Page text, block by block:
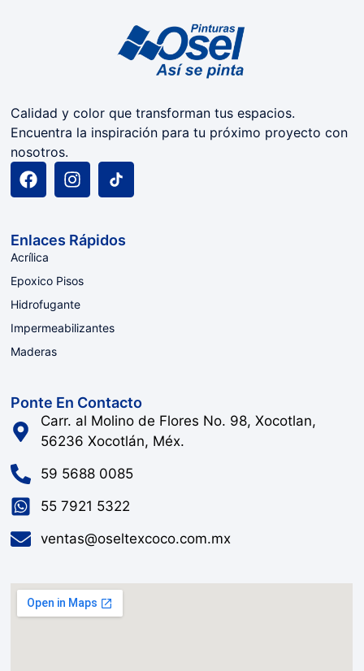
Calidad y color que transforman tus espacios.
Encuentra la inspiración para tu próximo proyecto con
nosotros.
Enlaces Rápidos
Acrílica
Epoxico Pisos
Hidrofugante
Impermeabilizantes
Maderas
Ponte En Contacto
Carr. al Molino de Flores No. 98, Xocotlan,
56236 Xocotlán, Méx.
59 5688 0085
55 7921 5322
ventas@oseltexcoco.com.mx